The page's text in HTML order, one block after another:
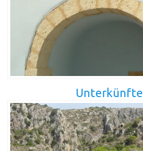
Unterkünfte